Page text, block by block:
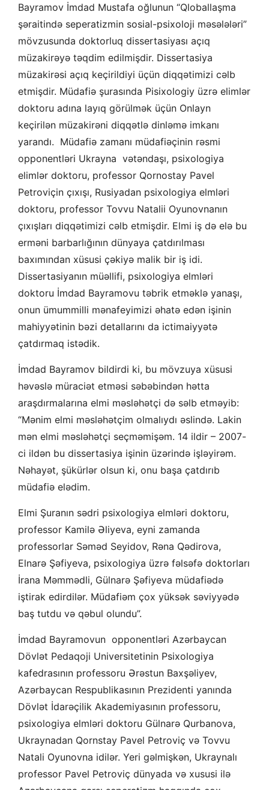
Bayramov İmdad Mustafa oğlunun “Qloballaşma
şəraitində seperatizmin sosial-psixoloji məsələləri”
mövzusunda doktorluq dissertasiyası açıq
müzakirəyə təqdim edilmişdir. Dissertasiya
müzakirəsi açıq keçirildiyi üçün diqqətimizi cəlb
etmişdir. Müdafiə şurasında Pisixologiy üzrə elimlər
doktoru adına layıq görülmək üçün Onlayn
keçirilən müzakirəni diqqətlə dinləmə imkanı
yarandı. Müdafiə zamanı müdafiəçinin rəsmi
opponentləri Ukrayna vətəndaşı, psixologiya
elimlər doktoru, professor Qornostay Pavel
Petroviçin çıxışı, Rusiyadan psixologiya elmləri
doktoru, professor Tovvu Natalii Oyunovnanın
çıxışları diqqətimizi cəlb etmişdir. Elmi iş də elə bu
erməni barbarlığının dünyaya çatdırılması
baxımından xüsusi çəkiyə malik bir iş idi.
Dissertasiyanın müəllifi, psixologiya elmləri
doktoru İmdad Bayramovu təbrik etməklə yanaşı,
onun ümummilli mənafeyimizi əhatə edən işinin
mahiyyətinin bəzi detallarını da ictimaiyyətə
çatdırmaq istədik.
İmdad Bayramov bildirdi ki, bu mövzuya xüsusi
həvəslə müraciət etməsi səbəbindən hətta
araşdırmalarına elmi məsləhətçi də səlb etməyib:
“Mənim elmi məsləhətçim olmalıydı əslində. Lakin
mən elmi məsləhətçi seçməmişəm. 14 ildir – 2007-
ci ildən bu dissertasiya işinin üzərində işləyirəm.
Nəhayət, şükürlər olsun ki, onu başa çatdırıb
müdafiə elədim.
Elmi Şuranın sədri psixologiya elmləri doktoru,
professor Kamilə Əliyeva, eyni zamanda
professorlar Səməd Seyidov, Rəna Qədirova,
Elnarə Şəfiyeva, psixologiya üzrə fəlsəfə doktorları
İrana Məmmədli, Gülnarə Şəfiyeva müdafiədə
iştirak edirdilər. Müdafiəm çox yüksək səviyyədə
baş tutdu və qəbul olundu”.
İmdad Bayramovun opponentləri Azərbaycan
Dövlət Pedaqoji Universitetinin Psixologiya
kafedrasının professoru Ərəstun Baxşəliyev,
Azərbaycan Respublikasının Prezidenti yanında
Dövlət İdarəçilik Akademiyasının professoru,
psixologiya elmləri doktoru Gülnarə Qurbanova,
Ukraynadan Qornstay Pavel Petroviç və Tovvu
Natali Oyunovna idilər. Yeri gəlmişkən, Ukraynalı
professor Pavel Petroviç dünyada və xususi ilə